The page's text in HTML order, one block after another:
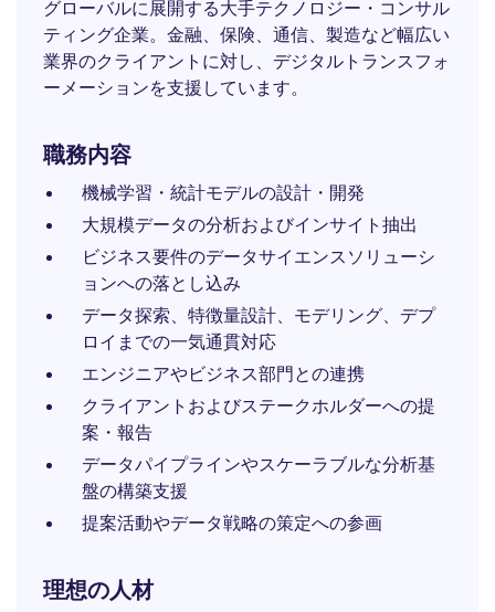
グローバルに展開する大手テクノロジー・コンサル
ティング企業。金融、保険、通信、製造など幅広い
業界のクライアントに対し、デジタルトランスフォ
ーメーションを支援しています。
職務内容
機械学習・統計モデルの設計・開発
大規模データの分析およびインサイト抽出
ビジネス要件のデータサイエンスソリューシ
ョンへの落とし込み
データ探索、特徴量設計、モデリング、デプ
ロイまでの一気通貫対応
エンジニアやビジネス部門との連携
クライアントおよびステークホルダーへの提
案・報告
データパイプラインやスケーラブルな分析基
盤の構築支援
提案活動やデータ戦略の策定への参画
理想の人材